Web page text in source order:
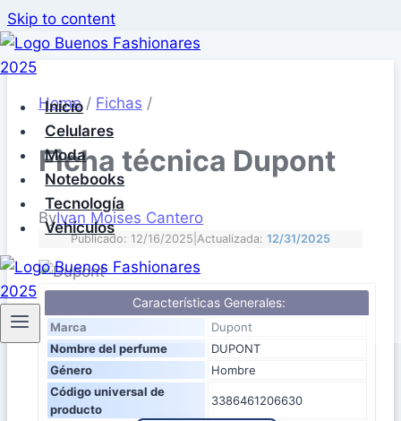
Skip to content
Inicio
Celulares
Moda
Notebooks
Tecnología
Vehículos
Home / Fichas /
Ficha técnica Dupont
ByIvan Moises Cantero
Publicado: 12/16/2025 Actualizada: 12/31/2025
Características Generales:
Marca
Dupont
Nombre del perfume
DUPONT
Género
Hombre
Código universal de
producto
3386461206630